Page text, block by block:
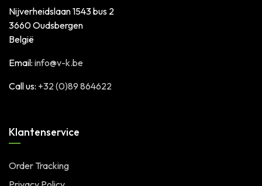
Nijverheidslaan 1543 bus 2
3660 Oudsbergen
België
Email: info@v-k.be
Call us: +32 (0)89 864622
Klantenservice
Order Tracking